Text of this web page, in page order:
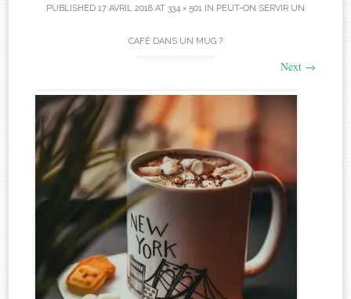
PUBLISHED 17 AVRIL 2018 AT 334 × 501 IN PEUT-ON SERVIR UN
CAFÉ DANS UN MUG ?
Next →